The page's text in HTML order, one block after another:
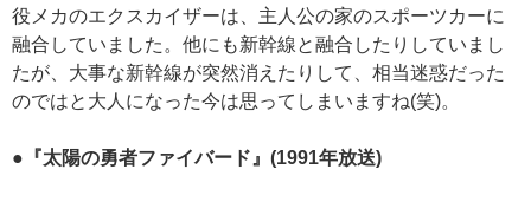
役メカのエクスカイザーは、主人公の家のスポーツカーに
融合していました。他にも新幹線と融合したりしていまし
たが、大事な新幹線が突然消えたりして、相当迷惑だった
のではと大人になった今は思ってしまいますね(笑)。
●『太陽の勇者ファイバード』(1991年放送)